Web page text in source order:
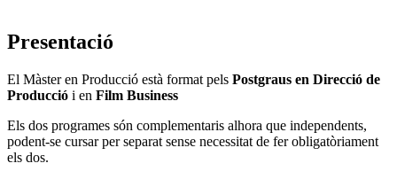
Presentació
El Màster en Producció està format pels Postgraus en Direcció de
Producció i en Film Business
Els dos programes són complementaris alhora que independents,
podent-se cursar per separat sense necessitat de fer obligatòriament
els dos.